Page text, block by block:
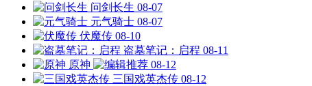
问剑长生 08-07
元气骑士 08-07
伏魔传 08-10
盗墓笔记：启程 08-11
原神
08-12
三国戏英杰传 08-12